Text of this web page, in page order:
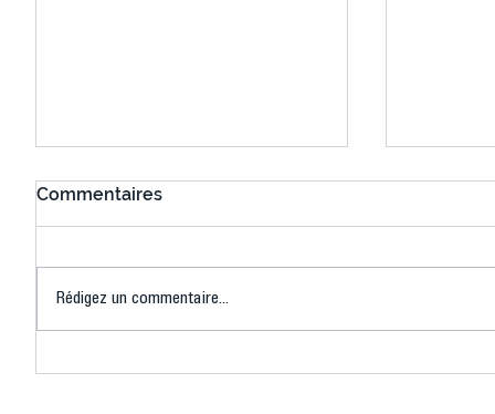
Ping ? Quand le tennis de
termine
Commentaires
Rédigez un commentaire...